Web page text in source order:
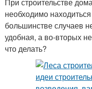
необходимо
большинстве случаев
удобная, а во-вторых
что делать?